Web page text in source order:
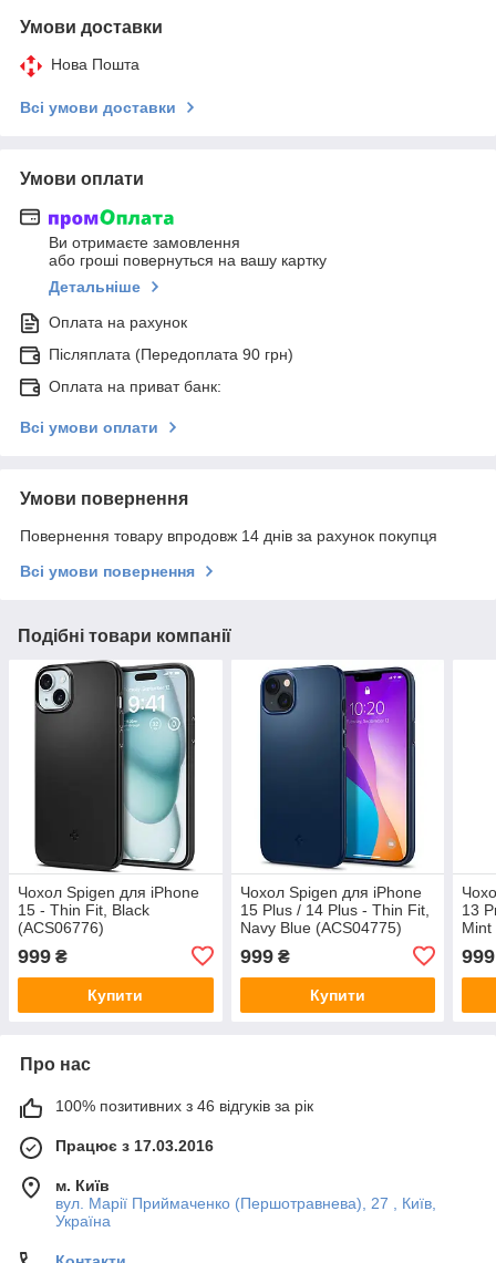
Умови доставки
Нова Пошта
Всі умови доставки
Умови оплати
Ви отримаєте замовлення
або гроші повернуться на вашу картку
Детальніше
Оплата на рахунок
Післяплата (Передоплата 90 грн)
Оплата на приват банк:
Всі умови оплати
Умови повернення
Повернення товару впродовж 14 днів за рахунок покупця
Всі умови повернення
Подібні товари компанії
Чохол Spigen для iPhone
15 - Thin Fit, Black
(ACS06776)
999 ₴
Купити
Чохол Spigen для iPhone
15 Plus / 14 Plus - Thin Fit,
Navy Blue (ACS04775)
999₴
Купити
13
Mint
999
Про нас
100% позитивних з 46 відгуків за рік
Працює з 17.03.2016
м. Київ
вул. Марії Приймаченко (Першотравнева), 27 , Київ,
Україна